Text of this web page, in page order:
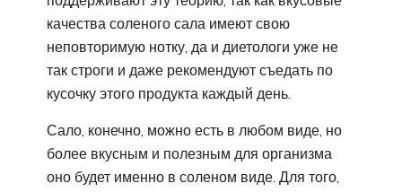
качества соленого сала имеют свою
неповторимую нотку, да и диетологи уже не
так строги и даже рекомендуют съедать по
кусочку этого продукта каждый день.
Сало, конечно, можно есть в любом виде, но
более вкусным и полезным для организма
оно будет именно в соленом виде. Для того,